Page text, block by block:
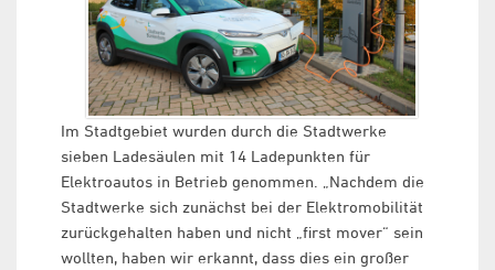
Im Stadtgebiet wurden durch die Stadtwerke
sieben Ladesäulen mit 14 Ladepunkten für
Elektroautos in Betrieb genommen. „Nachdem die
Stadtwerke sich zunächst bei der Elektromobilität
zurückgehalten haben und nicht „first mover“ sein
wollten, haben wir erkannt, dass dies ein großer